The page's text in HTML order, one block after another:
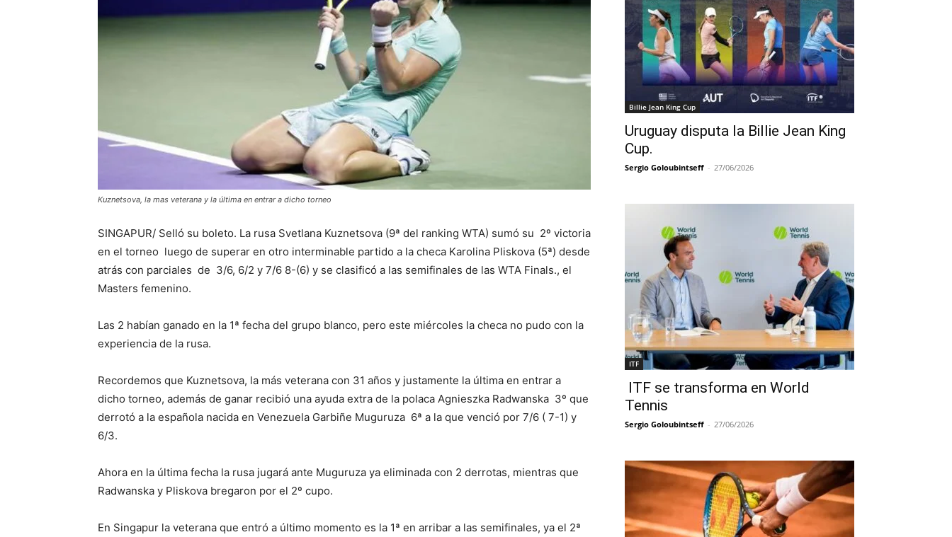
Kuznetsova, la mas veterana y la última en entrar a dicho torneo
SINGAPUR/ Selló su boleto. La rusa Svetlana Kuznetsova (9ª del ranking WTA) sumó su 2º victoria
en el torneo luego de superar en otro interminable partido a la checa Karolina Pliskova (5ª) desde
atrás con parciales de 3/6, 6/2 y 7/6 8-(6) y se clasificó a las semifinales de las WTA Finals., el
Masters femenino.
Las 2 habían ganado en la 1ª fecha del grupo blanco, pero este miércoles la checa no pudo con la
experiencia de la rusa.
Recordemos que Kuznetsova, la más veterana con 31 años y justamente la última en entrar a
dicho torneo, además de ganar recibió una ayuda extra de la polaca Agnieszka Radwanska 3º que
derrotó a la española nacida en Venezuela Garbiñe Muguruza 6ª a la que venció por 7/6 ( 7-1) y
6/3.
Ahora en la última fecha la rusa jugará ante Muguruza ya eliminada con 2 derrotas, mientras que
Radwanska y Pliskova bregaron por el 2º cupo.
En Singapur la veterana que entró a último momento es la 1ª en arribar a las semifinales, ya el 2ª
Billie Jean King Cup
Uruguay disputa la Billie Jean King
Cup.
Sergio Goloubintseff - 27/06/2026
ITF
ITF se transforma en World
Tennis
Sergio Goloubintseff - 27/06/2026